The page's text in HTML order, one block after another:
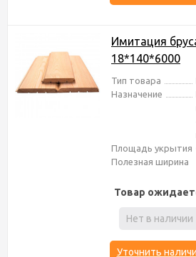
Имитация
18*140*6000
Тип товара
Назначение
Площадь укрытия
Полезная ширина
Товар
Нет в наличии
Уточнить